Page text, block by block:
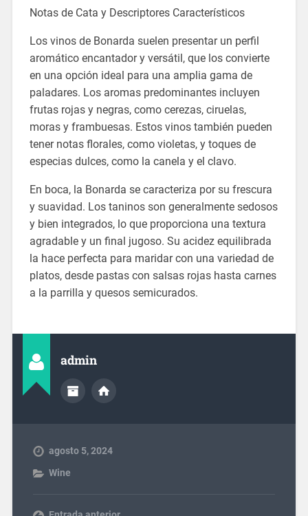
Notas de Cata y Descriptores Característicos
Los vinos de Bonarda suelen presentar un perfil
aromático encantador y versátil, que los convierte
en una opción ideal para una amplia gama de
paladares. Los aromas predominantes incluyen
frutas rojas y negras, como cerezas, ciruelas,
moras y frambuesas. Estos vinos también pueden
tener notas florales, como violetas, y toques de
especias dulces, como la canela y el clavo.
En boca, la Bonarda se caracteriza por su frescura
y suavidad. Los taninos son generalmente sedosos
y bien integrados, lo que proporciona una textura
agradable y un final jugoso. Su acidez equilibrada
la hace perfecta para maridar con una variedad de
platos, desde pastas con salsas rojas hasta carnes
a la parrilla y quesos semicurados.
admin
agosto 5, 2024
Wine